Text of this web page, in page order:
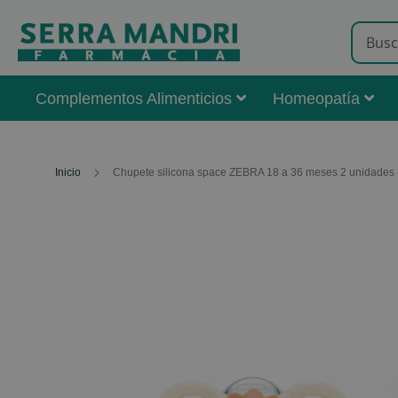
Complementos Alimenticios Homeopatía
Inicio Chupete silicona space ZEBRA 18 a 36 meses 2 unidades